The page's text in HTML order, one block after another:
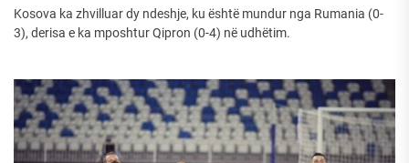
Kosova ka zhvilluar dy ndeshje, ku është mundur nga Rumania (0-
3), derisa e ka mposhtur Qipron (0-4) në udhëtim.